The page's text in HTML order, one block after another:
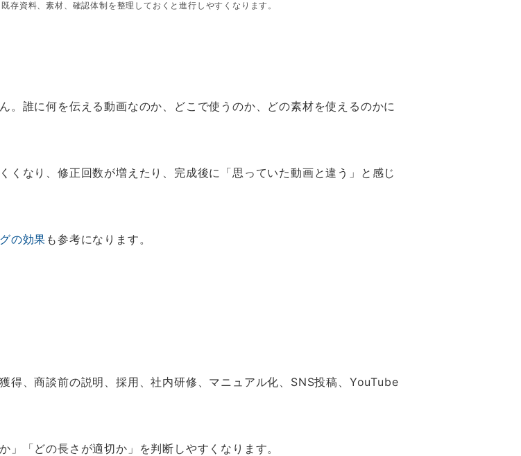
存資料、素材、確認体制を整理しておくと進行しやすくなります。
。誰に何を伝える動画なのか、どこで使うのか、どの素材を使えるのかに
くなり、修正回数が増えたり、完成後に「思っていた動画と違う」と感じ
の効果 も参考になります。
得、商談前の説明、採用、社内研修、マニュアル化、SNS投稿、YouTube
「どの長さが適切か」を判断しやすくなります。